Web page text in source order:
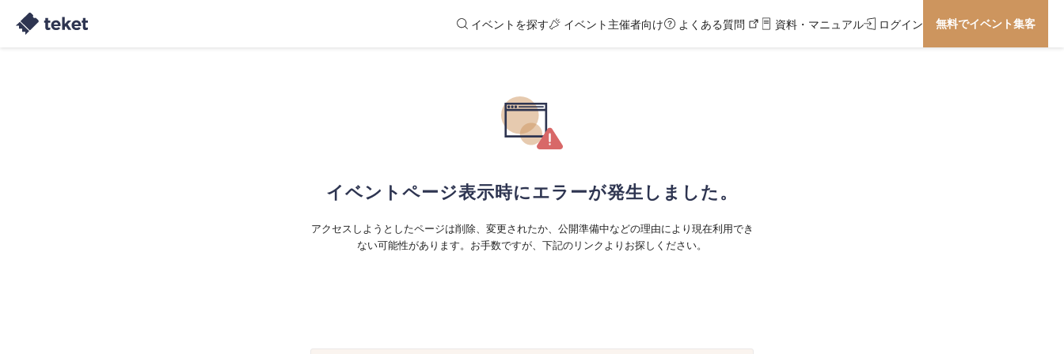
イベントを探す イベント主催者向け よくある質問 資料・マニュアル ログイン 無料でイベント集客
イベントページ表示時にエラーが発生しました。
アクセスしようとしたページは削除、変更されたか、公開準備中などの理由により現在利用でき
ない可能性があります。お手数ですが、下記のリンクよりお探しください。